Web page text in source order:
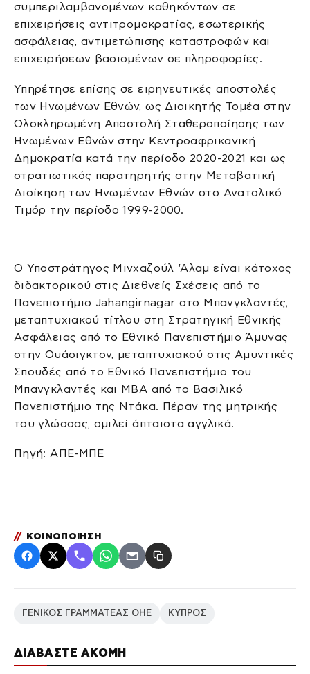
ΔΙΑΒΑΣΤΕ ΑΚΟΜΗ
συμπεριλαμβανομένων καθηκόντων σε
επιχειρήσεις αντιτρομοκρατίας, εσωτερικής
ασφάλειας, αντιμετώπισης καταστροφών και
επιχειρήσεων βασισμένων σε πληροφορίες.
Υπηρέτησε επίσης σε ειρηνευτικές αποστολές
των Ηνωμένων Εθνών, ως Διοικητής Τομέα στην
Ολοκληρωμένη Αποστολή Σταθεροποίησης των
Ηνωμένων Εθνών στην Κεντροαφρικανική
Δημοκρατία κατά την περίοδο 2020-2021 και ως
στρατιωτικός παρατηρητής στην Μεταβατική
Διοίκηση των Ηνωμένων Εθνών στο Ανατολικό
Τιμόρ την περίοδο 1999-2000.
Ο Υποστράτηγος Μινχαζούλ ‘Αλαμ είναι κάτοχος
διδακτορικού στις Διεθνείς Σχέσεις από το
Πανεπιστήμιο Jahangirnagar στο Μπανγκλαντές,
μεταπτυχιακού τίτλου στη Στρατηγική Εθνικής
Ασφάλειας από το Εθνικό Πανεπιστήμιο Άμυνας
στην Ουάσιγκτον, μεταπτυχιακού στις Αμυντικές
Σπουδές από το Εθνικό Πανεπιστήμιο του
Μπανγκλαντές και MBA από το Βασιλικό
Πανεπιστήμιο της Ντάκα. Πέραν της μητρικής
του γλώσσας, ομιλεί άπταιστα αγγλικά.
Πηγή: ΑΠΕ-ΜΠΕ
// ΚΟΙΝΟΠΟΙΗΣΗ
ΓΕΝΙΚΟΣ ΓΡΑΜΜΑΤΕΑΣ ΟΗΕ ΚΥΠΡΟΣ